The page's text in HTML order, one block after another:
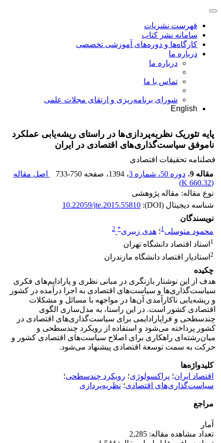
فهرست نشریات
سامانه نشر کتاب
کارگاه‌ها و دوره‌های آموزشی تخصصی
درباره ما
درباره ما
تماس با ما
شورای برنامه‌ریزی و ارتقای مجلات علمی
English
پایه تئوریک نظریه‌پردازی‌ها در راستای ریشه‌یابی عملکرد
ناموفق سیاست‌گذاری‌های اقتصادی در ایران
فصلنامه تحقیقات اقتصادی
مقاله 9
، دوره 50، شماره 3 ، 1394 ، صفحه 733-750
اصل مقاله
(
660.32 K
)
نوع مقاله: مقاله پژوهشی
شناسه دیجیتال (DOI):
10.22059/jte.2015.55810
نویسندگان
محمود متوسلی1؛ هدی زبیری*
2
1 استاد اقتصاد دانشگاه تهران
2 استادیار اقتصاد دانشگاه مازندران
چکیده
هدف از این نوشتار بازنگری در مبانی نظری و پارادایم‌های فکری
سیاست‌گذاری‌ها و سیاست‌های اقتصادی به اجرا درآمده در کشور
و ریشه‌یابی ناکارآمدی آن‌ها در مواجهه با مسائل و مشکلات
اقتصادی کشور است. در این راستا، به مدل‌سازی الگوی
چند‌سطحی و فراپارادایمی برای سیاست‌گذاری‌های اقتصادی در
کشور پرداخته می‌شود و استفاده از رویکرد چندسطحی و
میان‌رشته‌ای راهکاری برای اصلاح سیاست‌های اقتصادی کشور و
حرکت به سمت توسعة اقتصادی پیشنهاد می‌‌‌شود.
کلیدواژه‌ها
اقتصاد ایران؛ پراکسولوژی؛ رویکرد چندسطحی؛
سیاست‌گذاری‌های اقتصادی؛ نظریه‌پردازی
مراجع
آمار
تعداد مشاهده مقاله: 2,285